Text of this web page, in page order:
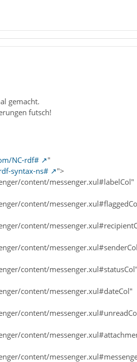
gemacht.
futsch!
NC-rdf#
"
syntax-ns#
">
content/messenger.xul#labelCol"
content/
content/
content/
content/messenger.xul#statusCol"
content/messenger.xul#dateCol"
content/
content/
content/